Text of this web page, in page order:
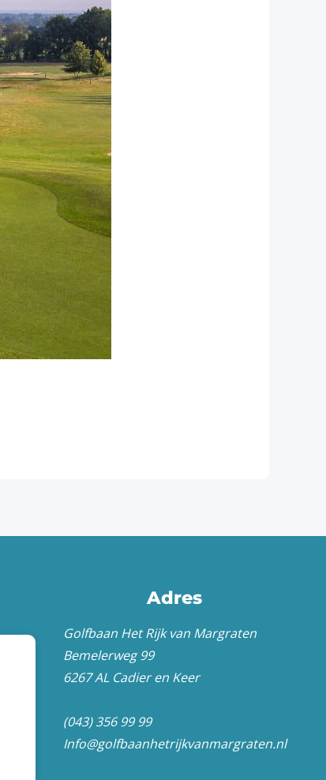
Adres
Golfbaan Het Rijk van Margraten
Bemelerweg 99
6267 AL Cadier en Keer
(043) 356 99 99
Info@golfbaanhetrijkvanmargraten.nl